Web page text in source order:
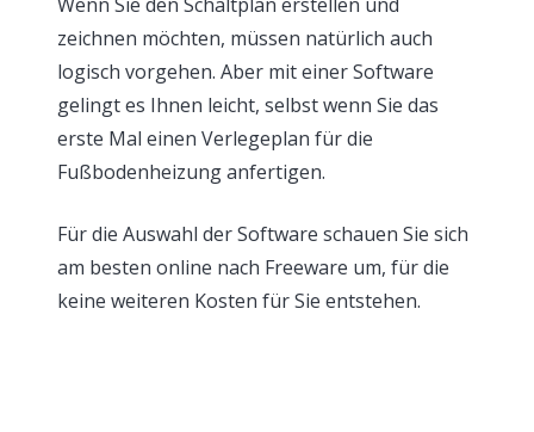
zeichnen möchten, müssen natürlich auch
logisch vorgehen. Aber mit einer Software
gelingt es Ihnen leicht, selbst wenn Sie das
erste Mal einen Verlegeplan für die
Fußbodenheizung anfertigen.
Für die Auswahl der Software schauen Sie sich
am besten online nach Freeware um, für die
keine weiteren Kosten für Sie entstehen.